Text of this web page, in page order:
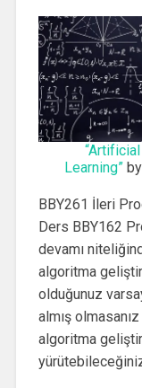
Learning” by
BBY261 İleri
Ders BBY162
devamı
algoritma
olduğunuz
almış
algoritma